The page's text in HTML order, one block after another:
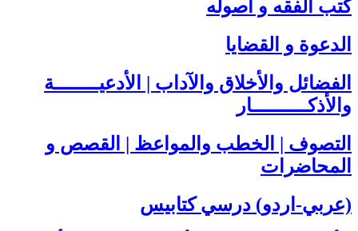
كتب الفقه و أصوله
الدعوة و القضايا
الفضائل والأخلاق والآداب | الأدعيــــــــة
والأذكــــــــــار
التصوف | الخطب والمواعظ | القصص و
المحاضرات
(عربي-اردو) درسي كتابيس